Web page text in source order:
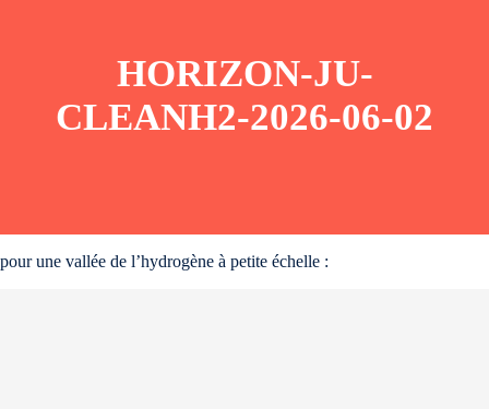
HORIZON-JU-
CLEANH2-2026-06-02
pour une vallée de l’hydrogène à petite échelle :